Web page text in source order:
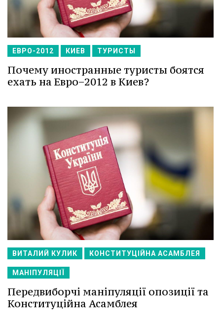
ЕВРО-2012 КИЕВ ТУРИСТЫ
Почему иностранные туристы боятся
ехать на Евро−2012 в Киев?
ВИТАЛИЙ КУЛИК КОНСТИТУЦІЙНА АСАМБЛЕЯ
МАНІПУЛЯЦІЇ
Передвиборчі маніпуляції опозиції та
Конституційна Асамблея